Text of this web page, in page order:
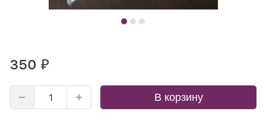
350 ₽
В корзину